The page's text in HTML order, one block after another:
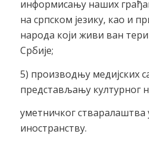
информисању наших
на српском језику, као и
народа који живи ван
Србије;
5) производњу медијских
представљању културног
уметничког
иностранству.